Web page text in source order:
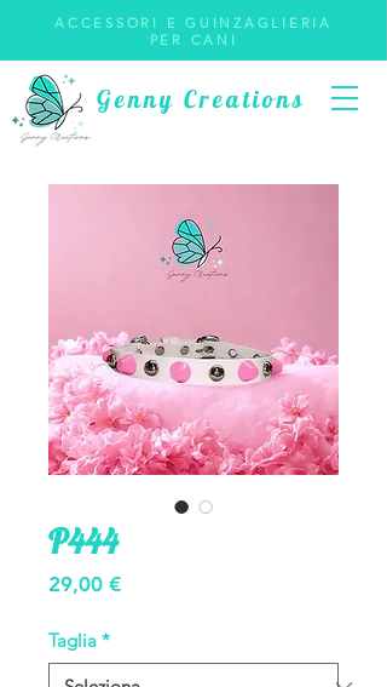
Genny Creations
ACCESSORI E GUINZAGLIERIA
PER CANI
P444
29,00 €Prezzo
Taglia *